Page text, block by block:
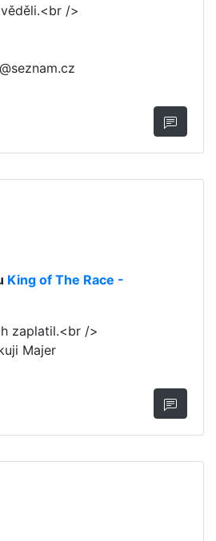
/>
King of The Race -
zaplatil.<br />
Majer